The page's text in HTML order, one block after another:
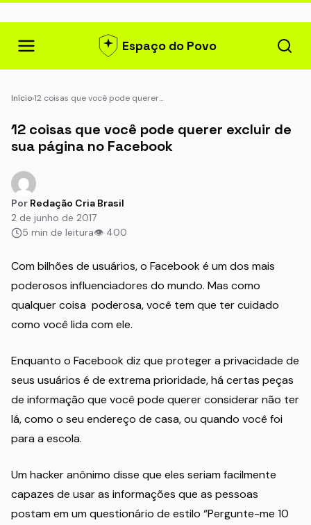
Espaço do Povo
Início›12 coisas que você pode querer…
12 coisas que você pode querer excluir de
sua página no Facebook
Por Redação Cria Brasil
2 de junho de 2017
5 min de leitura👁 400
Com bilhões de usuários, o Facebook é um dos mais
poderosos influenciadores do mundo. Mas como
qualquer coisa poderosa, você tem que ter cuidado
como você lida com ele.
Enquanto o Facebook diz que proteger a privacidade de
seus usuários é de extrema prioridade, há certas peças
de informação que você pode querer considerar não ter
lá, como o seu endereço de casa, ou quando você foi
para a escola.
Um hacker anônimo disse que eles seriam facilmente
capazes de usar as informações que as pessoas
postam em um questionário de estilo “Pergunte-me 10